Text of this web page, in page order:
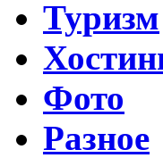
Туризм
Фото
Разное